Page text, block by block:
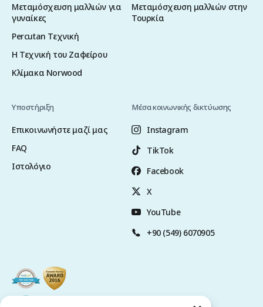
Μεταμόσχευση μαλλιών για
γυναίκες
Percutan Τεχνική
Η Τεχνική του Ζαφείρου
Κλίμακα Norwood
Μεταμόσχευση μαλλιών στην
Τουρκία
Υποστήριξη
Επικοινωνήστε μαζί μας
FAQ
Ιστολόγιο
Μέσα κοινωνικής δικτύωσης
Instagram
TikTok
Facebook
X
YouTube
+90 (549) 6070905